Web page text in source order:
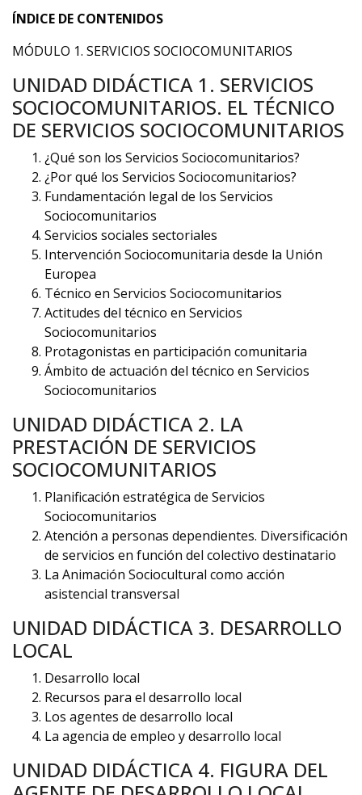
ÍNDICE DE CONTENIDOS
MÓDULO 1. SERVICIOS SOCIOCOMUNITARIOS
UNIDAD DIDÁCTICA 1. SERVICIOS
SOCIOCOMUNITARIOS. EL TÉCNICO
DE SERVICIOS SOCIOCOMUNITARIOS
¿Qué son los Servicios Sociocomunitarios?
¿Por qué los Servicios Sociocomunitarios?
Fundamentación legal de los Servicios
Sociocomunitarios
Servicios sociales sectoriales
Intervención Sociocomunitaria desde la Unión
Europea
Técnico en Servicios Sociocomunitarios
Actitudes del técnico en Servicios
Sociocomunitarios
Protagonistas en participación comunitaria
Ámbito de actuación del técnico en Servicios
Sociocomunitarios
UNIDAD DIDÁCTICA 2. LA
PRESTACIÓN DE SERVICIOS
SOCIOCOMUNITARIOS
Planificación estratégica de Servicios
Sociocomunitarios
Atención a personas dependientes. Diversificación
de servicios en función del colectivo destinatario
La Animación Sociocultural como acción
asistencial transversal
UNIDAD DIDÁCTICA 3. DESARROLLO
LOCAL
Desarrollo local
Recursos para el desarrollo local
Los agentes de desarrollo local
La agencia de empleo y desarrollo local
UNIDAD DIDÁCTICA 4. FIGURA DEL